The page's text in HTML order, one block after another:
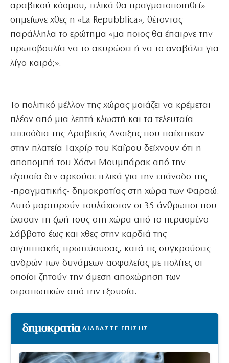
αραβικού κόσμου, τελικά θα πραγματοποιηθεί»
σημείωνε χθες η «La Repubblica», θέτοντας
παράλληλα το ερώτημα «μα ποιος θα έπαιρνε την
πρωτοβουλία να το ακυρώσει ή να το αναβάλει για
λίγο καιρό;».
Το πολιτικό μέλλον της χώρας μοιάζει να κρέμεται
πλέον από μια λεπτή κλωστή και τα τελευταία
επεισόδια της Αραβικής Ανοιξης που παίχτηκαν
στην πλατεία Ταχρίρ του Καΐρου δείχνουν ότι η
αποπομπή του Χόσνι Μουμπάρακ από την
εξουσία δεν αρκούσε τελικά για την επάνοδο της
-πραγματικής- δημοκρατίας στη χώρα των Φαραώ.
Αυτό μαρτυρούν τουλάχιστον οι 35 άνθρωποι που
έχασαν τη ζωή τους στη χώρα από το περασμένο
Σάββατο έως και χθες στην καρδιά της
αιγυπτιακής πρωτεύουσας, κατά τις συγκρούσεις
ανδρών των δυνάμεων ασφαλείας με πολίτες οι
οποίοι ζητούν την άμεση αποχώρηση των
στρατιωτικών από την εξουσία.
ΔΙΑΒΑΣΤΕ ΕΠΙΣΗΣ